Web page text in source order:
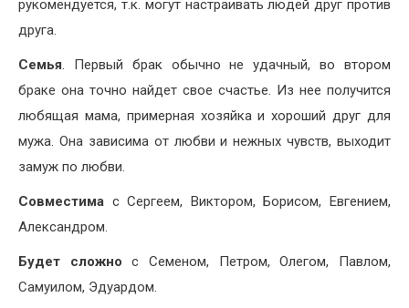
рукомендуется, т.к. могут настраивать людей друг против
друга.
Семья. Первый брак обычно не удачный, во втором
браке она точно найдет свое счастье. Из нее получится
любящая мама, примерная хозяйка и хороший друг для
мужа. Она зависима от любви и нежных чувств, выходит
замуж по любви.
Совместима с Сергеем, Виктором, Борисом, Евгением,
Александром.
Будет сложно с Семеном, Петром, Олегом, Павлом,
Самуилом, Эдуардом.